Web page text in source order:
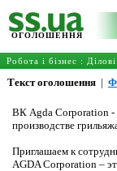
ОГОЛОШЕННЯ
Робота і бізнес :
Текст оголошення |
ВК Agda Corporation -
производстве
Приглашаем к
AGDA Corporation –